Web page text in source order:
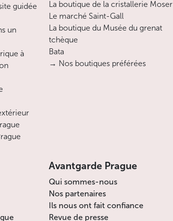
aussi d’une ambiance
Contrairement à d’autres
de Prague, il n’est pas
par des hordes de visiteurs.
qui remonte en pente
la porte baroque de la
est bordée d’immeubles dont
romantiques datent
des grandes originalités du
dans son architecture cubiste :
effet ici plusieurs maisons et
monuments :
la plus ancienne du site de
représentée par la rotonde
guidée
un
à
La boutique de la cristallerie Moser
Le marché Saint-Gall
La boutique du Musée du grenat
tchèque
Bata
→ Nos boutiques préférées
Avantgarde Prague
Qui sommes-nous
Nos partenaires
Ils nous ont fait confiance
Revue de presse